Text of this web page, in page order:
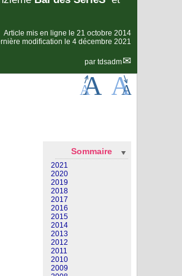
Article mis en ligne le 21 octobre 2014
modification le 4 décembre 2021
par tdsadm
Sommaire
2021
2020
2019
2018
2017
2016
2015
2014
2013
2012
2011
2010
2009